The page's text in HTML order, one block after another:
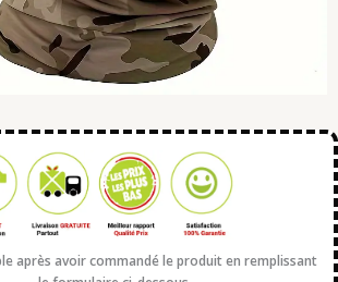
après avoir commandé le produit en remplissant